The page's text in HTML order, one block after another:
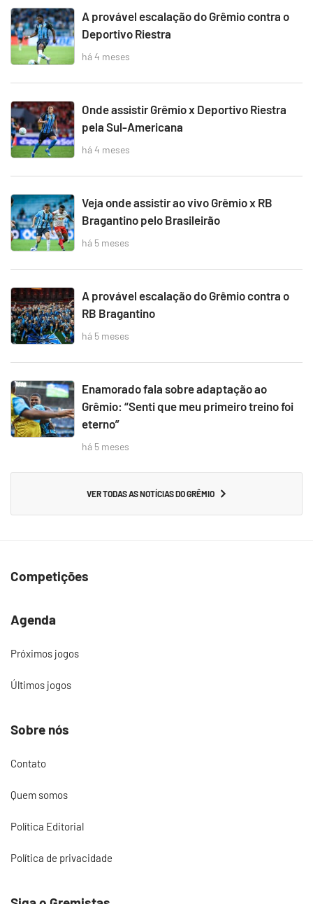
A provável escalação do Grêmio contra o
Deportivo Riestra
há 4 meses
Onde assistir Grêmio x Deportivo Riestra
pela Sul-Americana
há 4 meses
Veja onde assistir ao vivo Grêmio x RB
Bragantino pelo Brasileirão
há 5 meses
A provável escalação do Grêmio contra o
RB Bragantino
há 5 meses
Enamorado fala sobre adaptação ao
Grêmio: “Senti que meu primeiro treino foi
eterno”
há 5 meses
VER TODAS AS NOTÍCIAS DO GRÊMIO
Competições
Agenda
Próximos jogos
Últimos jogos
Sobre nós
Contato
Quem somos
Política Editorial
Política de privacidade